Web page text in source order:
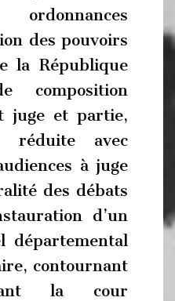
des pouvoirs
la République
composition
juge et partie,
réduite avec
à juge
des débats
d’un
départemental
contournant
la cour